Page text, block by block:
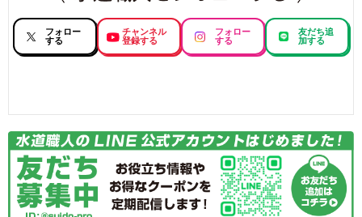
フォロー
する
チャンネル
登録する
フォロー
する
友だち追
加する